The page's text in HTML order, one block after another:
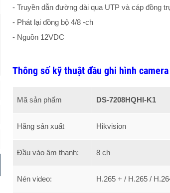
- Truyền dẫn đường dài qua UTP và cáp đồng
- Phát lại đồng bộ 4/8 -ch
- Nguồn 12VDC
Thông số kỹ thuật đầu ghi hình
Mã sản phẩm DS-7208HQHI-K1
Hãng sản xuất Hikvision
Đầu vào âm thanh: 8 ch
Nén video: H.265 + / H.265 /